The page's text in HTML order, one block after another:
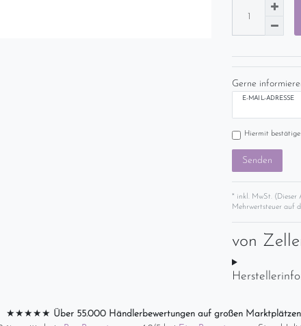
Gerne
E-MAIL-ADRESSE
Hiermit
Senden
* inkl. MwSt. (Dieser
Mehrwertsteuer auf
von
★★★★★ Über 55.000 Händlerbewertungen auf großen Marktplätzen